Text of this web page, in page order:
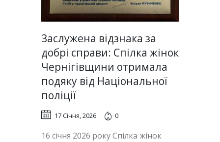
Заслужена відзнака за
добрі справи: Спілка жінок
Чернігівщини отримала
подяку від Національної
поліції
17 Січня, 2026 0
16 січня 2026 року Спілка жінок